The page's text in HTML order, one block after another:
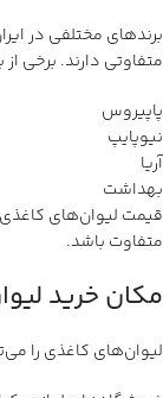
برندهای مختلفی در
متفاوتی دارند. برخی
پاپیروس
نیوپایپ
آریا
بهداشت
قیمت لیوان‌های
متفاوت باشد.
مکان خرید
لیوان‌های کاغذی را